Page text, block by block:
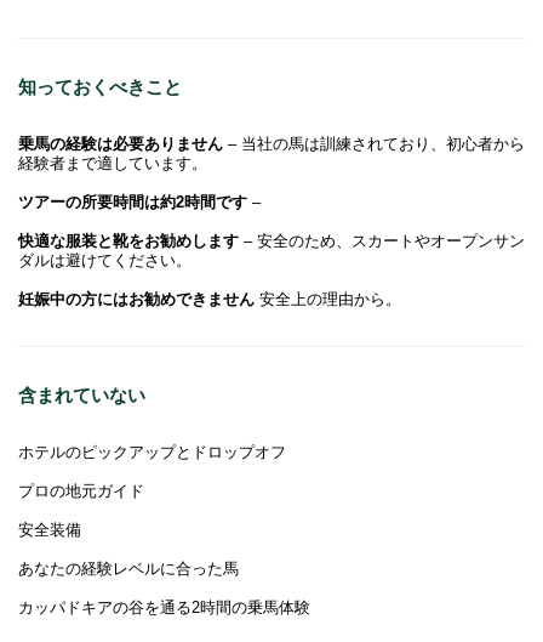
知っておくべきこと
乗馬の経験は必要ありません – 当社の馬は訓練されており、初心者から
経験者まで適しています。
ツアーの所要時間は約2時間です –
快適な服装と靴をお勧めします – 安全のため、スカートやオープンサン
ダルは避けてください。
妊娠中の方にはお勧めできません 安全上の理由から。
含まれていない
ホテルのピックアップとドロップオフ
プロの地元ガイド
安全装備
あなたの経験レベルに合った馬
カッパドキアの谷を通る2時間の乗馬体験